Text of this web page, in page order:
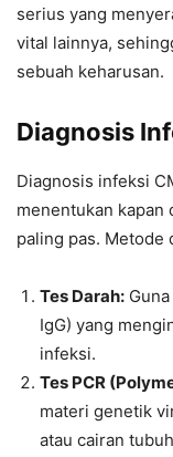
serius yang
vital lainnya,
sebuah keharusan.
Diagnosis
Diagnosis infeksi
menentukan kapan
paling pas. Metode
Tes Darah:
IgG) yang
infeksi.
Tes PCR
materi genetik
atau cairan